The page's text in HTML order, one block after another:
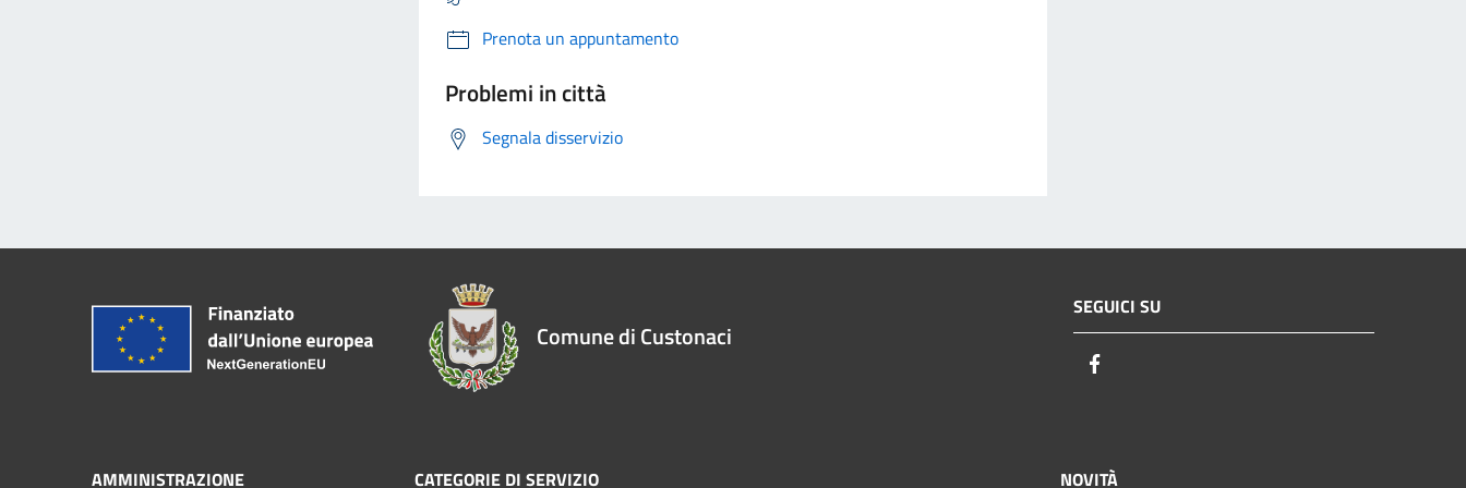
Prenota un appuntamento
Problemi in città
Segnala disservizio
Comune di Custonaci
SEGUICI SU
AMMINISTRAZIONE CATEGORIE DI SERVIZIO NOVITÀ